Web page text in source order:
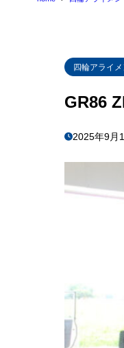
四輪アライメ
GR86
2025年9月